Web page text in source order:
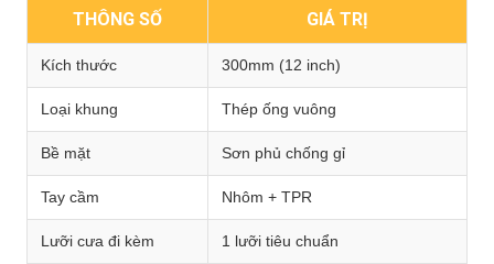
THÔNG SỐ GIÁ TRỊ
Kích thước 300mm (12 inch)
Loại khung Thép ống vuông
Bề mặt Sơn phủ chống gỉ
Tay cầm Nhôm + TPR
Lưỡi cưa đi kèm 1 lưỡi tiêu chuẩn